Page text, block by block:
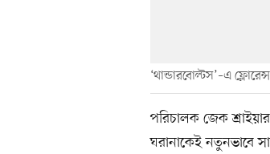
‘থান্ডারবোল্টস’–এ
পরিচালক জেক
ঘরানাকেই নতুনভাবে